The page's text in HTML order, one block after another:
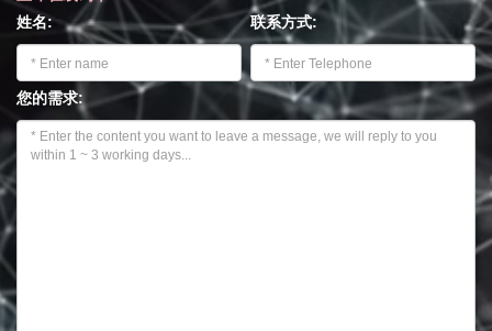
姓名:
联系方式:
您的需求: